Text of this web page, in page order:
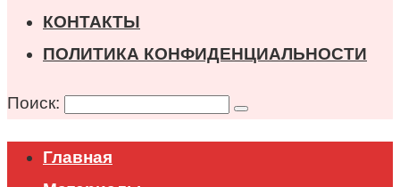
КОНТАКТЫ
ПОЛИТИКА КОНФИДЕНЦИАЛЬНОСТИ
Поиск:
Главная